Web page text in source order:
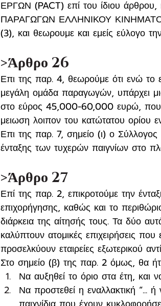
ΕΡΓΩΝ (PACT) επί του ίδιου
ΠΑΡΑΓΩΓΩΝ ΕΛΛΗΝΙΚΟΥ
(3), και θεωρουμε και εμείς εύλογο
>Άρθρο 26
Επι της παρ. 4, θεωρούμε ότι ενώ
μεγάλη ομάδα παραγωγών, υπάρχει
στο εύρος 45,000-60,000 ευρώ, που
μειωση λοιπον του κατώτατου ορίου
Επι της παρ. 7, σημείο (ι) ο Σύλλογος
ένταξης των τυχερών παιγνίων στο
>Άρθρο 27
Επί της παρ. 2, επικροτούμε την
επιχορήγησης, καθώς και το
διάρκεια της αίτησής τους. Τα δύο
καλύπτουν ατομικές επιχειρήσεις
προσελκύουν εταιρείες εξωτερικού
Στο σημείο (β) της παρ. 2 όμως, θα
Να αυξηθεί το όριο στα έτη, και
Να προστεθεί η εναλλακτική “...